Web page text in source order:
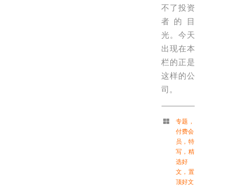
不了投资
者的目
光。今天
出现在本
栏的正是
这样的公
司。
专题 ，
付费会
员 ， 特
写 ， 精
选好
文 ， 置
顶好文